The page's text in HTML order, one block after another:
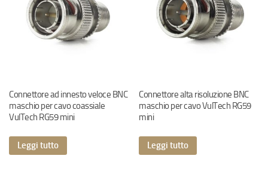
Connettore ad innesto veloce BNC
maschio per cavo coassiale
VulTech RG59 mini
Leggi tutto
Connettore alta risoluzione BNC
maschio per cavo VulTech RG59
mini
Leggi tutto